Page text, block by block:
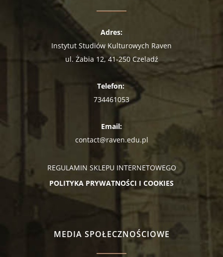
Adres:
Instytut Studiów Kulturowych Raven
ul. Żabia 12, 41-250 Czeladź
Telefon:
734461053
Email:
contact@raven.edu.pl
REGULAMIN SKLEPU INTERNETOWEGO
POLITYKA PRYWATNOŚCI I COOKIES
MEDIA SPOŁECZNOŚCIOWE